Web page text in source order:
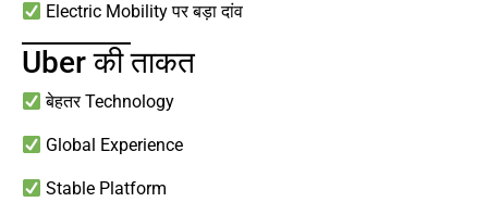
Electric Mobility पर बड़ा दांव
Uber की ताकत
बेहतर Technology
Global Experience
Stable Platform